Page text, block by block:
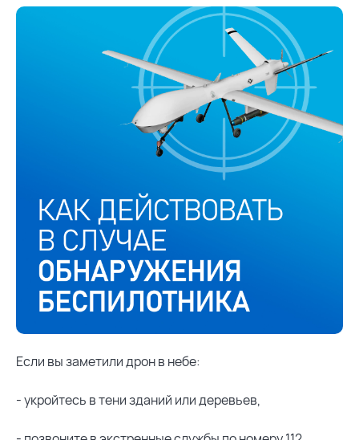
Диспетчер
Если вы заметили дрон в небе:
- укройтесь в тени зданий или деревьев,